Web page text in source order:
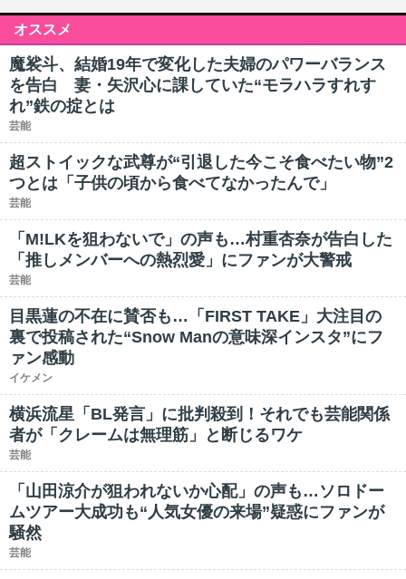
オススメ
魔裟斗、結婚19年で変化した夫婦のパワーバランス
を告白 妻・矢沢心に課していた“モラハラすれす
れ”鉄の掟とは
芸能
超ストイックな武尊が“引退した今こそ食べたい物”2
つとは「子供の頃から食べてなかったんで」
芸能
「M!LKを狙わないで」の声も…村重杏奈が告白した
「推しメンバーへの熱烈愛」にファンが大警戒
芸能
目黒蓮の不在に賛否も…「FIRST TAKE」大注目の
裏で投稿された“Snow Manの意味深インスタ”にフ
ァン感動
イケメン
横浜流星「BL発言」に批判殺到！それでも芸能関係
者が「クレームは無理筋」と断じるワケ
芸能
「山田涼介が狙われないか心配」の声も…ソロドー
ムツアー大成功も“人気女優の来場”疑惑にファンが
騒然
芸能